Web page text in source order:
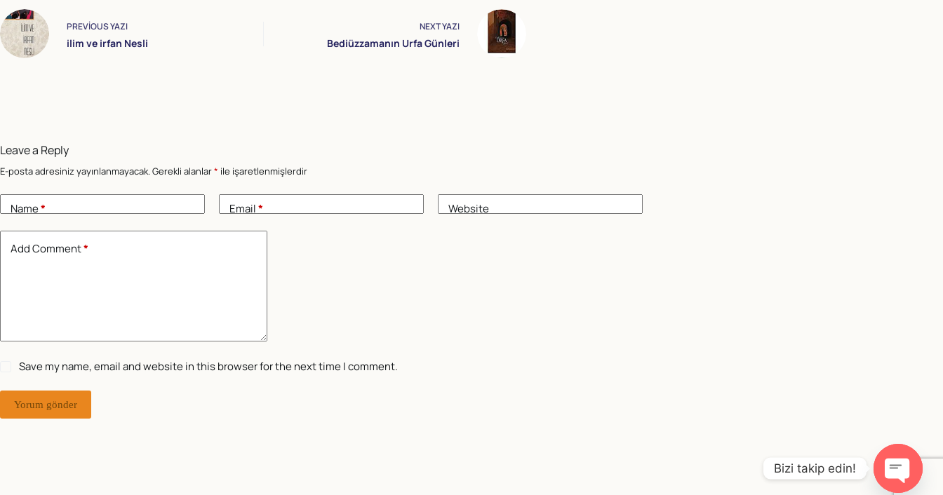
PREVIOUSYAZI
ilim ve irfan Nesli
NEXTYAZI
Bediüzzamanın Urfa Günleri
Leave a Reply
E-posta adresiniz yayınlanmayacak.Gerekli alanlar* ile işaretlenmişlerdir
Name* Email* Website
Add Comment*
Save my name, email and website in this browser for the next time I comment.
Yorum gönder
Bizi takip edin!